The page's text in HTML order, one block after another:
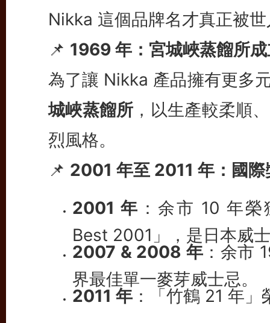
Nikka 這個品牌名才真正被
📌 1969 年：宮城峽蒸餾所
為了讓 Nikka 產品擁有更多
城峽蒸餾所 ，以生產較柔順
烈風格。
📌 2001 年至 2011 年：國際
2001 年 ：余市 10 年
Best 2001」，是日本威
2007 & 2008 年 ：余市
界最佳單一麥芽威士忌。
2011 年 ：「竹鶴 21 年